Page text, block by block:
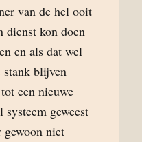
van de hel ooit
dienst kon doen
en als dat wel
stank blijven
een nieuwe
geweest
gewoon niet